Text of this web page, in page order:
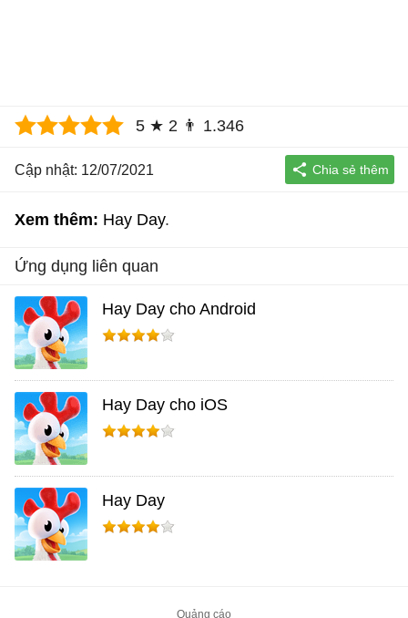
5 ★ 2 👨 1.346
Cập nhật: 12/07/2021
Xem thêm: Hay Day
Ứng dụng liên quan
Hay Day cho Android
Hay Day cho iOS
Hay Day